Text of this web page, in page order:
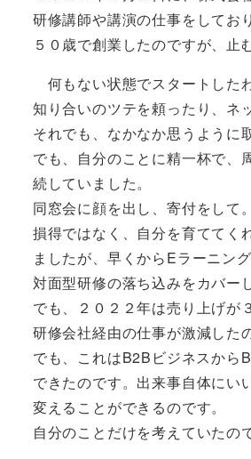
研修講師や講演の仕事をしてお
５０歳で創業したのですが、止
何もない状態でスタートした
知り合いのツテを頼ったり、ネ
それでも、なかなか思うよう
でも、自分のことに精一杯で
続していました。
同窓会に顔を出し、寄付をして
損得ではなく、自分を育てて
ましたが、早くからEラーニン
対面型研修の落ち込みをカバー
でも、２０２２年は売り上げが
研修会社経由の仕事が激減し
でも、これはB2Bビジネスから
できたのです。出来事自体にい
変えることができるのです。
自分のことだけを考えていたの